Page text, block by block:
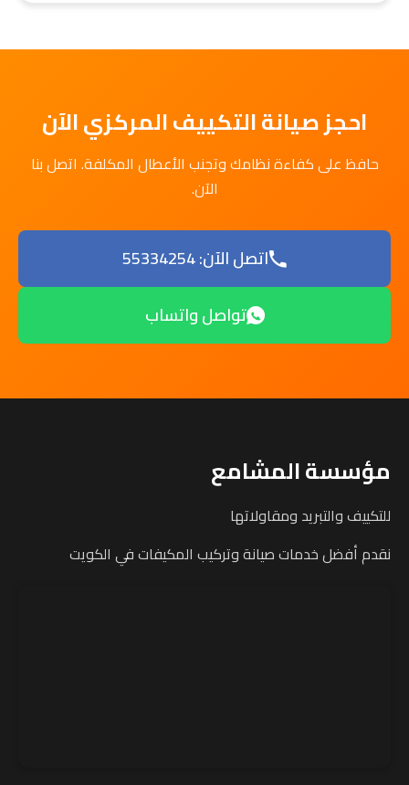
احجز صيانة التكييف المركزي الآن
حافظ على كفاءة نظامك وتجنب الأعطال المكلفة. اتصل بنا
الآن.
اتصل الآن: 55334254
تواصل واتساب
مؤسسة المشامع
للتكييف والتبريد ومقاولاتها
نقدم أفضل خدمات صيانة وتركيب المكيفات في الكويت